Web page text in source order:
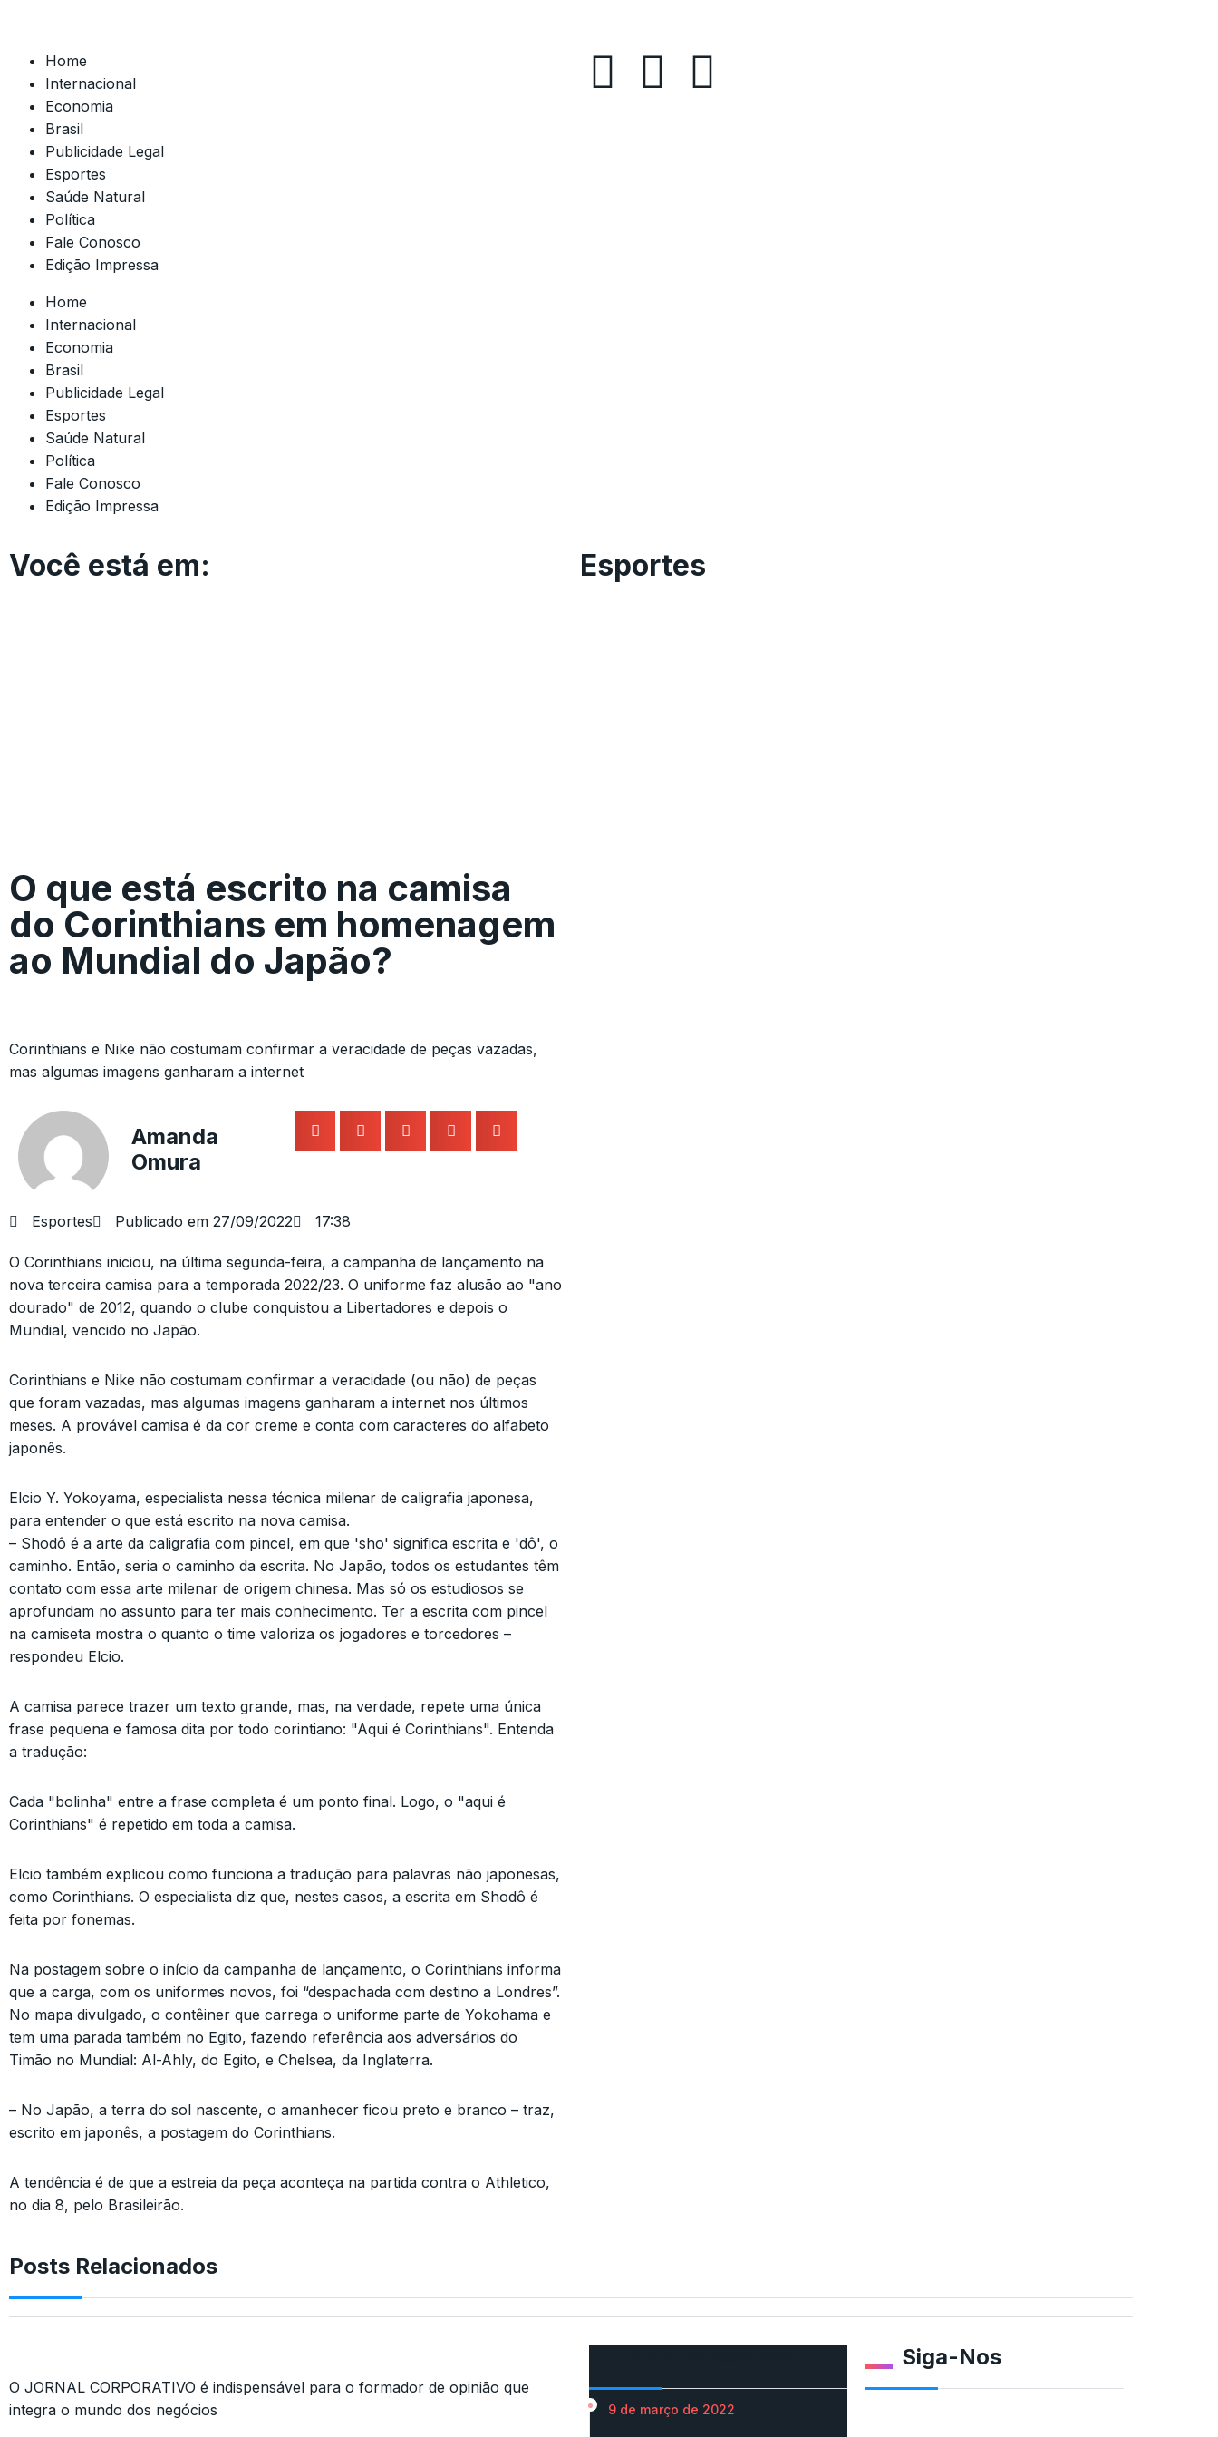
Home
Internacional
Economia
Brasil
Publicidade Legal
Esportes
Saúde Natural
Política
Fale Conosco
Edição Impressa
Home
Internacional
Economia
Brasil
Publicidade Legal
Esportes
Saúde Natural
Política
Fale Conosco
Edição Impressa
Você está em: Esportes
O que está escrito na camisa
do Corinthians em homenagem
ao Mundial do Japão?
Corinthians e Nike não costumam confirmar a veracidade de peças vazadas,
mas algumas imagens ganharam a internet
Amanda
Omura
Esportes Publicado em 27/09/2022 17:38
O Corinthians iniciou, na última segunda-feira, a campanha de lançamento na
nova terceira camisa para a temporada 2022/23. O uniforme faz alusão ao "ano
dourado" de 2012, quando o clube conquistou a Libertadores e depois o
Mundial, vencido no Japão.
Corinthians e Nike não costumam confirmar a veracidade (ou não) de peças
que foram vazadas, mas algumas imagens ganharam a internet nos últimos
meses. A provável camisa é da cor creme e conta com caracteres do alfabeto
japonês.
Elcio Y. Yokoyama, especialista nessa técnica milenar de caligrafia japonesa,
para entender o que está escrito na nova camisa.
– Shodô é a arte da caligrafia com pincel, em que 'sho' significa escrita e 'dô', o
caminho. Então, seria o caminho da escrita. No Japão, todos os estudantes têm
contato com essa arte milenar de origem chinesa. Mas só os estudiosos se
aprofundam no assunto para ter mais conhecimento. Ter a escrita com pincel
na camiseta mostra o quanto o time valoriza os jogadores e torcedores –
respondeu Elcio.
A camisa parece trazer um texto grande, mas, na verdade, repete uma única
frase pequena e famosa dita por todo corintiano: "Aqui é Corinthians". Entenda
a tradução:
Cada "bolinha" entre a frase completa é um ponto final. Logo, o "aqui é
Corinthians" é repetido em toda a camisa.
Elcio também explicou como funciona a tradução para palavras não japonesas,
como Corinthians. O especialista diz que, nestes casos, a escrita em Shodô é
feita por fonemas.
Na postagem sobre o início da campanha de lançamento, o Corinthians informa
que a carga, com os uniformes novos, foi “despachada com destino a Londres”.
No mapa divulgado, o contêiner que carrega o uniforme parte de Yokohama e
tem uma parada também no Egito, fazendo referência aos adversários do
Timão no Mundial: Al-Ahly, do Egito, e Chelsea, da Inglaterra.
– No Japão, a terra do sol nascente, o amanhecer ficou preto e branco – traz,
escrito em japonês, a postagem do Corinthians.
A tendência é de que a estreia da peça aconteça na partida contra o Athletico,
no dia 8, pelo Brasileirão.
Posts Relacionados
O JORNAL CORPORATIVO é indispensável para o formador de opinião que
integra o mundo dos negócios
9 de março de 2022
Siga-Nos